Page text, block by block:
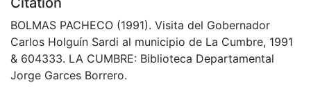
BOLMAS PACHECO (1991). Visita del Gobernador
Carlos Holguín Sardi al municipio de La Cumbre, 1991
& 604333. LA CUMBRE: Biblioteca Departamental
Jorge Garces Borrero.